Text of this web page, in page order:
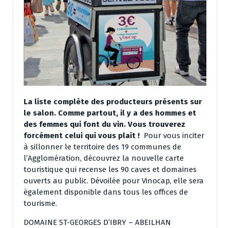
La liste complète des producteurs présents sur
le salon. Comme partout, il y a des hommes et
des femmes qui font du vin. Vous trouverez
forcément celui qui vous plait ! Pour vous inciter
à sillonner le territoire des 19 communes de
l’Agglomération, découvrez la nouvelle carte
touristique qui recense les 90 caves et domaines
ouverts au public. Dévoilée pour Vinocap, elle sera
également disponible dans tous les offices de
tourisme.
DOMAINE ST-GEORGES D’IBRY – ABEILHAN